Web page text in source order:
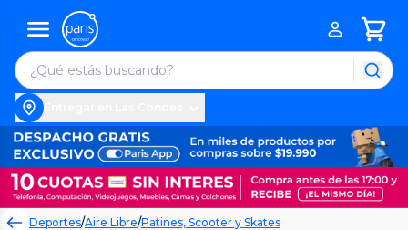
Deportes/Aire Libre/Patines, Scooter y Skates